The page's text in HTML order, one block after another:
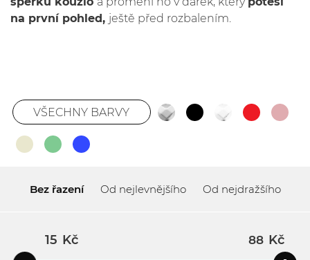
na první pohled, ještě před rozbalením.
VŠECHNY BARVY
Bez řazení Od nejlevnějšího Od nejdražšího
Kč Kč